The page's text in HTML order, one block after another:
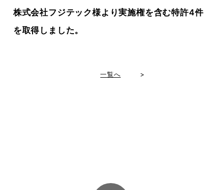
株式会社フジテック様より実施権を含む特許4件
を取得しました。
一覧へ >